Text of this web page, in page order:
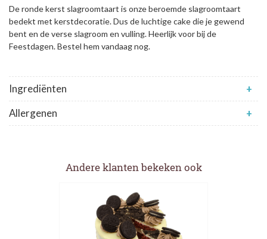
De ronde kerst slagroomtaart is onze beroemde slagroomtaart
bedekt met kerstdecoratie. Dus de luchtige cake die je gewend
bent en de verse slagroom en vulling. Heerlijk voor bij de
Feestdagen. Bestel hem vandaag nog.
Ingrediënten
+
Allergenen
+
Andere klanten bekeken ook